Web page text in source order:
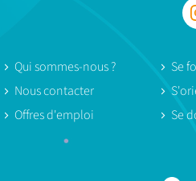
Qui sommes-nous ?
Nous contacter
Offres d'emploi
Se
Se